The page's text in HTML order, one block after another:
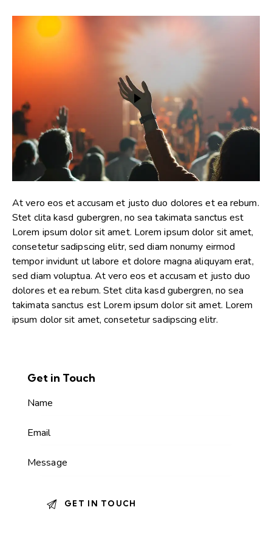
At vero eos et accusam et justo duo dolores et ea rebum.
Stet clita kasd gubergren, no sea takimata sanctus est
Lorem ipsum dolor sit amet. Lorem ipsum dolor sit amet,
consetetur sadipscing elitr, sed diam nonumy eirmod
tempor invidunt ut labore et dolore magna aliquyam erat,
sed diam voluptua. At vero eos et accusam et justo duo
dolores et ea rebum. Stet clita kasd gubergren, no sea
takimata sanctus est Lorem ipsum dolor sit amet. Lorem
ipsum dolor sit amet, consetetur sadipscing elitr.
Get in Touch